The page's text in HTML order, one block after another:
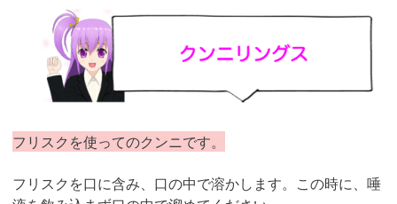
フリスクを使ってのクンニです。
フリスクを口に含み、口の中で溶かします。この時に、唾